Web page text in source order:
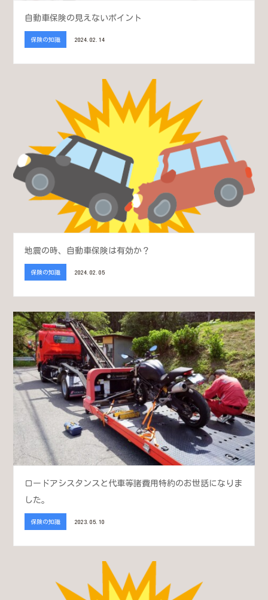
自動車保険の見えないポイント
保険の知識 2024.02.14
地震の時、自動車保険は有効か？
保険の知識 2024.02.05
ロードアシスタンスと代車等諸費用特約のお世話になりま
した。
保険の知識 2023.05.10